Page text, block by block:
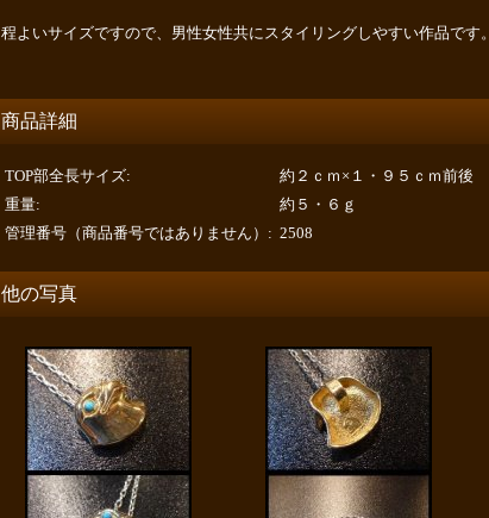
程よいサイズですので、男性女性共にスタイリングしやすい作品です。
商品詳細
TOP部全長サイズ:
約２ｃｍ×１・９５ｃｍ前後
重量:
約５・６ｇ
管理番号（商品番号ではありません） : 2508
他の写真